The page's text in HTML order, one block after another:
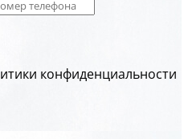
конфиденциальности